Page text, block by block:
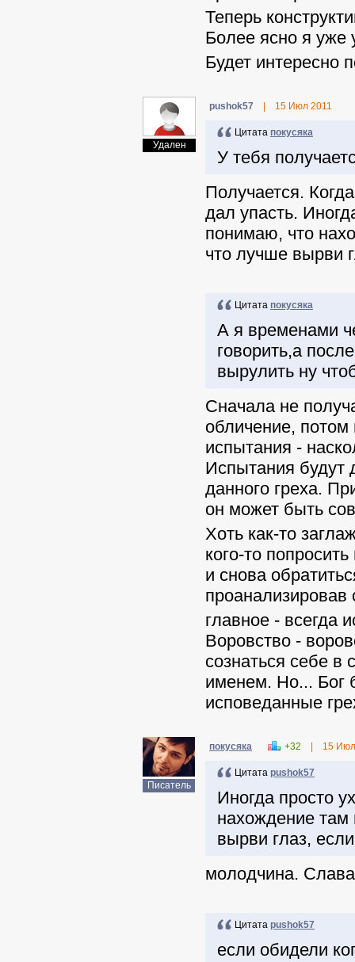
Теперь
Более ясно я уже
Будет интересно
Удален
pushok57 15 Июл 2011
Цитата покусяка
У тебя
Получается.
дал упасть.
понимаю, что
что лучше вырви
Цитата покусяка
А я временами
говорить,а
вырулить ну
Сначала не
обличение, потом
испытания -
Испытания будут
данного греха.
он может быть
Хоть как-то
кого-то
и снова
главное - всегда
Воровство -
сознаться себе в
именем. Но... Бог
исповеданные
Писатель
покусяка +32 15
Цитата pushok57
Иногда просто
нахождение там
вырви глаз,
молодчина.
Цитата pushok57
если обидели